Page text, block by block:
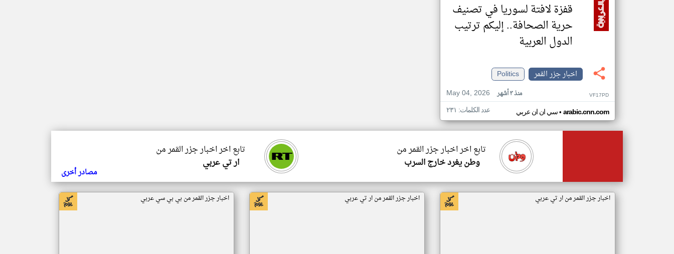
قفزة لافتة لسوريا في تصنيف
حرية الصحافة.. إليكم ترتيب
الدول العربية
اخبار جزر القمر
Politics
May 04, 2026
منذ ٣ أشهر VF17PD
سي ان ان عربي• arabic.cnn.com عدد الكلمات: ٢٣١
تابع اخر اخبار جزر القمر من
ار تي عربي
تابع اخر اخبار جزر القمر من
وطن يغرد خارج السرب
مصادر أخرى
اخبار جزر القمر من ار تي عربي اخبار جزر القمر من ار تي عربي اخبار جزر القمر من بي بي سي عربي